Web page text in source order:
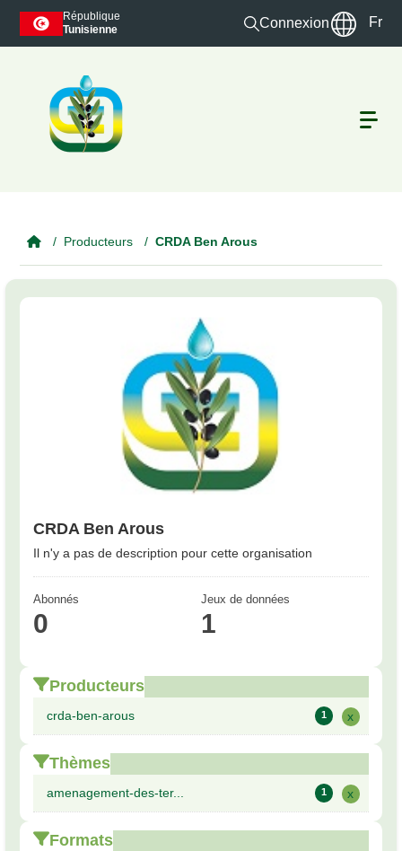
Skip to main content
République
Tunisienne
Connexion Fr
Producteurs CRDA Ben Arous
CRDA Ben Arous
Il n'y a pas de description pour cette organisation
Abonnés
0
Jeux de données
1
Producteurs
crda-ben-arous 1 x
Thèmes
amenagement-des-ter... 1 x
Formats